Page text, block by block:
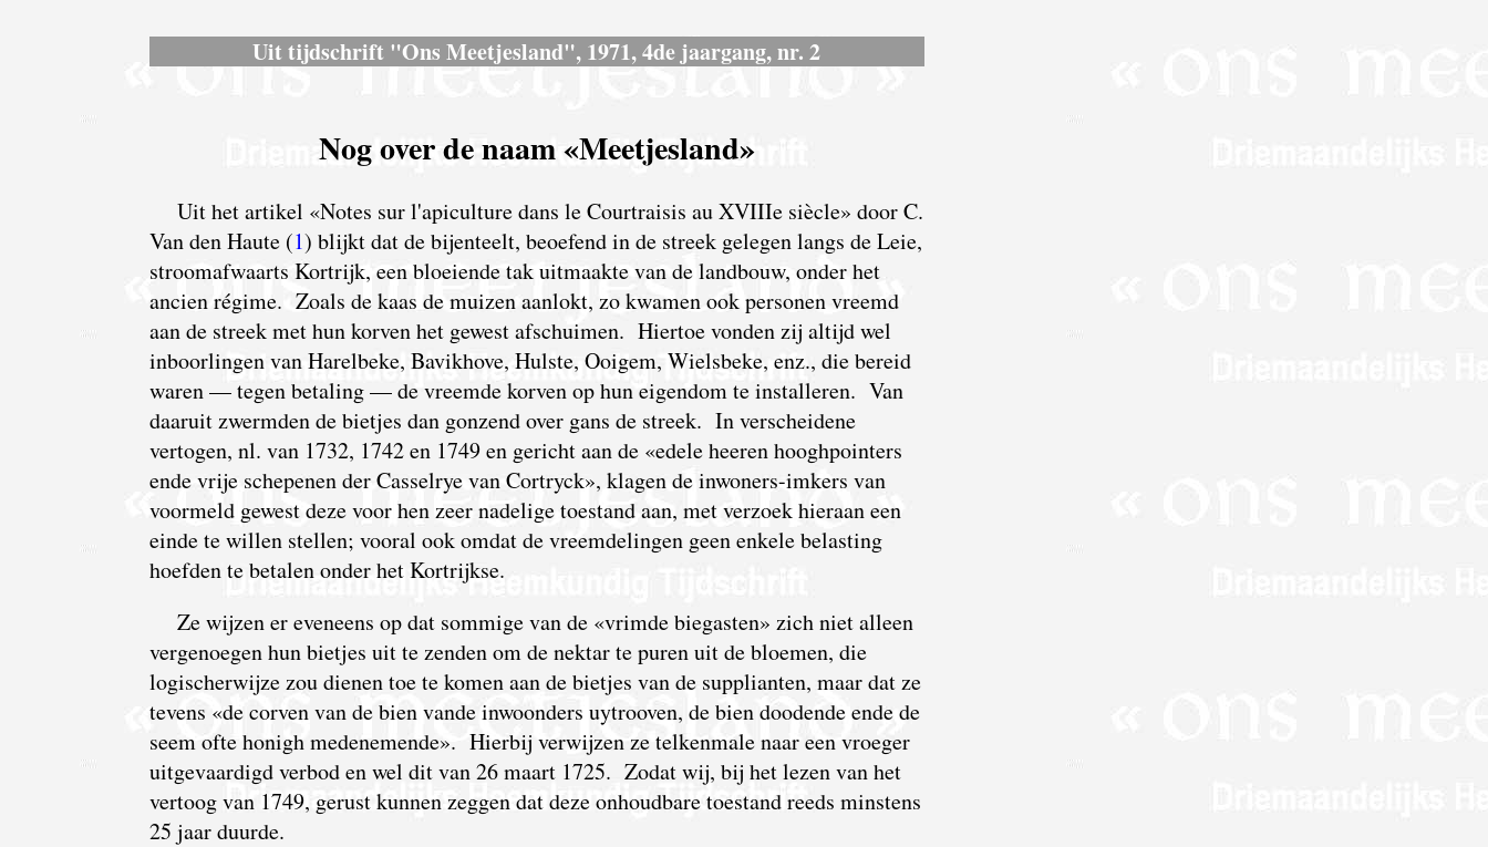
Uit tijdschrift "Ons Meetjesland", 1971, 4de jaargang, nr. 2
Nog over de naam «Meetjesland»
Uit het artikel «Notes sur l'apiculture dans le Courtraisis au XVIIIe siècle» door C.
Van den Haute (1) blijkt dat de bijenteelt, beoefend in de streek gelegen langs de Leie,
stroomafwaarts Kortrijk, een bloeiende tak uitmaakte van de landbouw, onder het
ancien régime. Zoals de kaas de muizen aanlokt, zo kwamen ook personen vreemd
aan de streek met hun korven het gewest afschuimen. Hiertoe vonden zij altijd wel
inboorlingen van Harelbeke, Bavikhove, Hulste, Ooigem, Wielsbeke, enz., die bereid
waren — tegen betaling — de vreemde korven op hun eigendom te installeren. Van
daaruit zwermden de bietjes dan gonzend over gans de streek. In verscheidene
vertogen, nl. van 1732, 1742 en 1749 en gericht aan de «edele heeren hooghpointers
ende vrije schepenen der Casselrye van Cortryck», klagen de inwoners-imkers van
voormeld gewest deze voor hen zeer nadelige toestand aan, met verzoek hieraan een
einde te willen stellen; vooral ook omdat de vreemdelingen geen enkele belasting
hoefden te betalen onder het Kortrijkse.
Ze wijzen er eveneens op dat sommige van de «vrimde biegasten» zich niet alleen
vergenoegen hun bietjes uit te zenden om de nektar te puren uit de bloemen, die
logischerwijze zou dienen toe te komen aan de bietjes van de supplianten, maar dat ze
tevens «de corven van de bien vande inwoonders uytrooven, de bien doodende ende de
seem ofte honigh medenemende». Hierbij verwijzen ze telkenmale naar een vroeger
uitgevaardigd verbod en wel dit van 26 maart 1725. Zodat wij, bij het lezen van het
vertoog van 1749, gerust kunnen zeggen dat deze onhoudbare toestand reeds minstens
25 jaar duurde.